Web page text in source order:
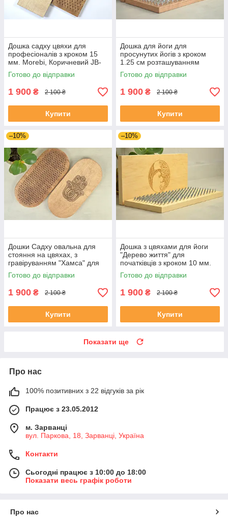
Дошка садху цвяхи для
професіоналів з кроком 15
мм. Morebi, Коричневий JB-
156
Готово до відправки
1 900 ₴ 2 100 ₴
Купити
Дошка для йоги для
просунутих йогів з кроком
1.25 см розташуванням
цвяхів Квітка Життя JB-112
Готово до відправки
1 900 ₴ 2 100 ₴
Купити
–10%
Дошки Садху овальна для
стояння на цвяхах, з
гравіруванням "Хамса" для
початківців з кроком 1 см,
подарунок йогу
Готово до відправки
1 900 ₴ 2 100 ₴
Купити
–10%
Дошка з цвяхами для йоги
"Дерево життя" для
початківців з кроком 10 мм.
Цвяхи для ніг, цвяхостояння,
медитації.
Готово до відправки
1 900 ₴ 2 100 ₴
Купити
Показати ще
Про нас
100% позитивних з 22 відгуків за рік
Працює з 23.05.2012
м. Зарванці
вул. Паркова, 18, Зарванці, Україна
Контакти
Сьогодні працює з 10:00 до 18:00
Показати весь графік роботи
Про нас